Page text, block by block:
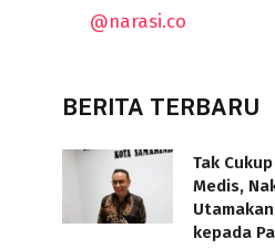
@narasi.co
BERITA TERBARU
Tak
Medis,
kepada